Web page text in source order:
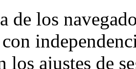
de los
los ajustes de